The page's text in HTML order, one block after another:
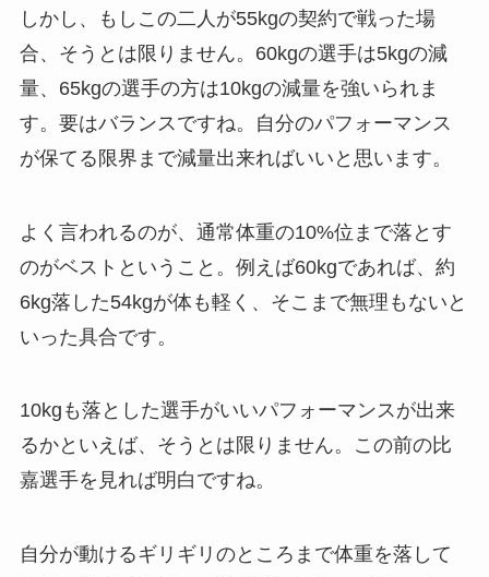
しかし、もしこの二人が55kgの契約で戦った場
合、そうとは限りません。60kgの選手は5kgの減
量、65kgの選手の方は10kgの減量を強いられま
す。要はバランスですね。自分のパフォーマンス
が保てる限界まで減量出来ればいいと思います。
よく言われるのが、通常体重の10%位まで落とす
のがベストということ。例えば60kgであれば、約
6kg落した54kgが体も軽く、そこまで無理もないと
いった具合です。
10kgも落とした選手がいいパフォーマンスが出来
るかといえば、そうとは限りません。この前の比
嘉選手を見れば明白ですね。
自分が動けるギリギリのところまで体重を落して